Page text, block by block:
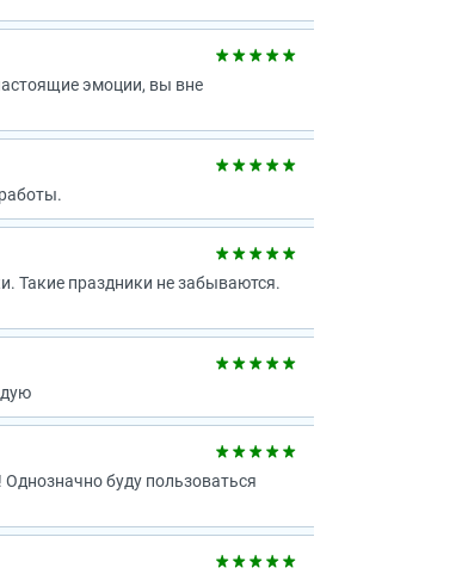
эмоции, вы вне
Такие праздники не забываются.
буду пользоваться